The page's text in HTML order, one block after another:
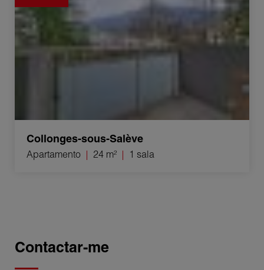
Collonges-sous-Salève
Apartamento 24 m² 1 sala
Contactar-me